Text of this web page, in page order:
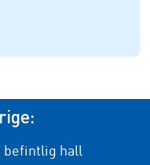
befintlig hall